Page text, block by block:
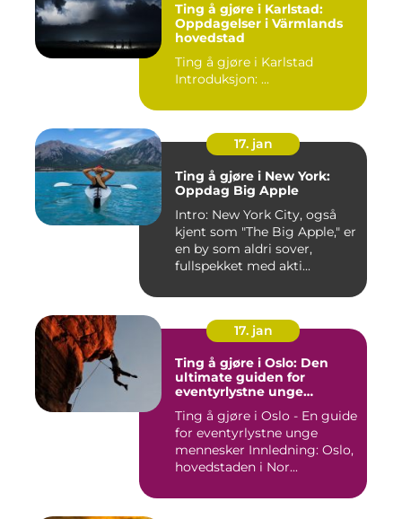
Ting å gjøre i Karlstad:
Oppdagelser i Värmlands
hovedstad
Ting å gjøre i Karlstad
Introduksjon: ...
17. jan
Ting å gjøre i New York:
Oppdag Big Apple
Intro: New York City, også
kjent som "The Big Apple," er
en by som aldri sover,
fullspekket med akti...
17. jan
Ting å gjøre i Oslo: Den
ultimate guiden for
eventyrlystne unge
Ting å gjøre i Oslo - En guide
for eventyrlystne unge
mennesker Innledning: Oslo,
hovedstaden i Nor...